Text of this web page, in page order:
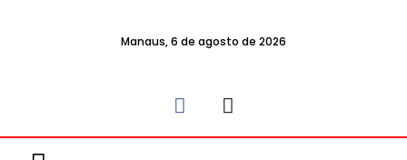
Manaus, 6 de agosto de 2026